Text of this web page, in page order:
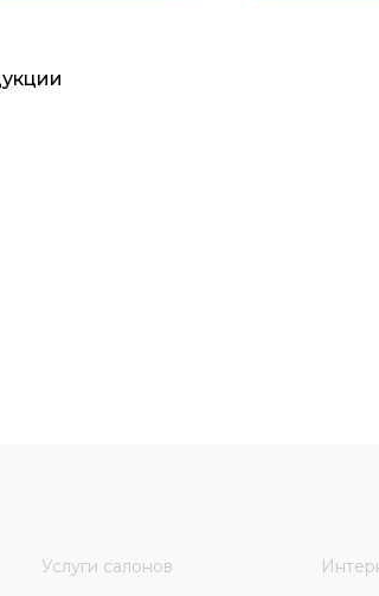
Услуги салонов